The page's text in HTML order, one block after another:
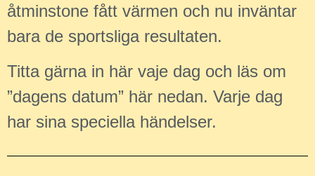
åtminstone fått värmen och nu inväntar
bara de sportsliga resultaten.
Titta gärna in här vaje dag och läs om
”dagens datum” här nedan. Varje dag
har sina speciella händelser.